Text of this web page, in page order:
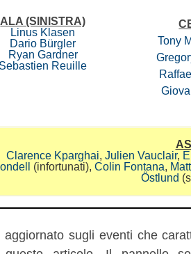
ALA (SINISTRA)
Linus Klasen
Dario Bürgler
Ryan Gardner
Sebastien Reuille
Tony
Clarence Kparghai, Julien Vauclair,
(infortunati), Colin Fontana,
Östlund
aggiornato sugli eventi che